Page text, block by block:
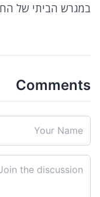
במגרש הביתי של
Comments